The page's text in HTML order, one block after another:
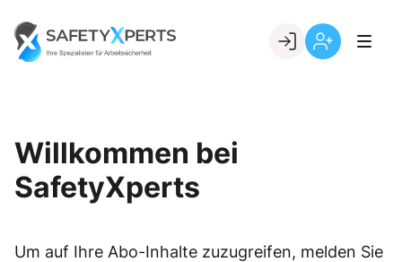
content
Go to landing page.
Willkommen bei
SafetyXperts
Um auf Ihre Abo-Inhalte zuzugreifen, melden Sie